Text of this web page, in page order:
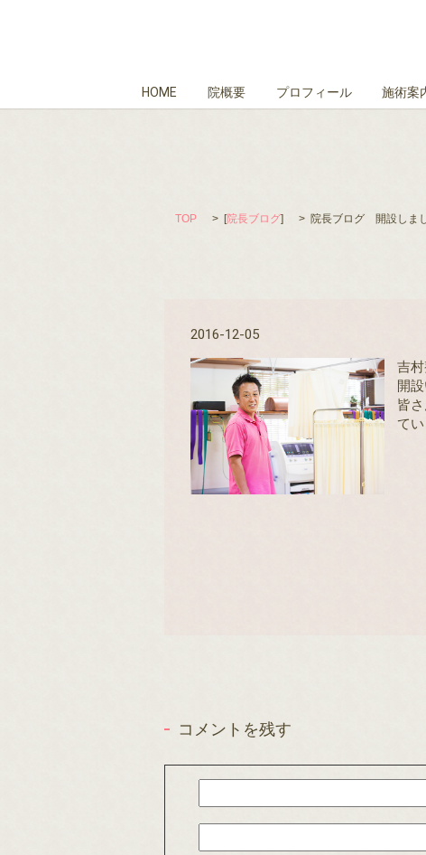
HOME 院概要 プロフィール 施術案
TOP [院長ブログ] 院長ブログ 開設しま
2016-12-05
吉
開
皆
て
コメントを残す